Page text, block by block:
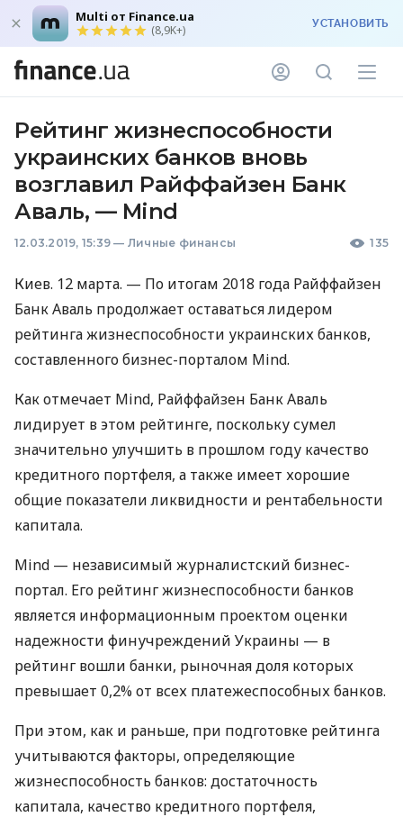
Multi от Finance.ua
(8,9K+) УСТАНОВИТЬ
Рейтинг жизнеспособности
украинских банков вновь
возглавил Райффайзен Банк
Аваль, — Mind
12.03.2019, 15:39 — Личные финансы 135
Киев. 12 марта. — По итогам 2018 года Райффайзен
Банк Аваль продолжает оставаться лидером
рейтинга жизнеспособности украинских банков,
составленного бизнес-порталом Mind.
Как отмечает Mind, Райффайзен Банк Аваль
лидирует в этом рейтинге, поскольку сумел
значительно улучшить в прошлом году качество
кредитного портфеля, а также имеет хорошие
общие показатели ликвидности и рентабельности
капитала.
Mind — независимый журналистский бизнес-
портал. Его рейтинг жизнеспособности банков
является информационным проектом оценки
надежности финучреждений Украины — в
рейтинг вошли банки, рыночная доля которых
превышает 0,2% от всех платежеспособных банков.
При этом, как и раньше, при подготовке рейтинга
учитываются факторы, определяющие
жизнеспособность банков: достаточность
капитала, качество кредитного портфеля,